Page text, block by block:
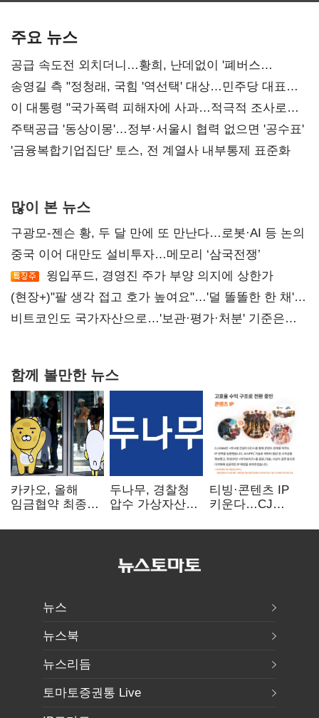
주요 뉴스
공급 속도전 외치더니…황희, 난데없이 '폐버스
리모델링' 제안
송영길 측 "정청래, 국힘 '역선택' 대상…민주당 대표로
총선 지휘 못해"
이 대통령 "국가폭력 피해자에 사과…적극적 조사로
진실 밝혀야"
주택공급 '동상이몽'…정부·서울시 협력 없으면 '공수표'
'금융복합기업집단' 토스, 전 계열사 내부통제 표준화
많이 본 뉴스
구광모-젠슨 황, 두 달 만에 또 만난다…로봇·AI 등 논의
중국 이어 대만도 설비투자…메모리 ‘삼국전쟁’
윙입푸드, 경영진 주가 부양 의지에 상한가
(현장+)"팔 생각 접고 호가 높여요"…'덜 똘똘한 한 채'
20억 키맞추기
비트코인도 국가자산으로…'보관·평가·처분' 기준은
함께 볼만한 뉴스
카카오, 올해
임금협약 최종
인상·격려금
두나무, 경찰청
압수 가상자산
커스터디 사업
티빙·콘텐츠 IP
키운다…CJ
글로벌 확장 가속
뉴스
뉴스북
뉴스리듬
토마토증권통 Live